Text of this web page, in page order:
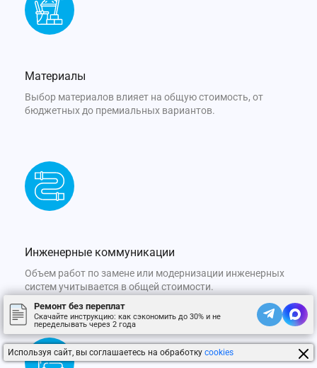
Материалы
Выбор материалов влияет на общую стоимость, от
бюджетных до премиальных вариантов.
Инженерные коммуникации
Объем работ по замене или модернизации инженерных
систем учитывается в общей стоимости.
Ремонт без переплат
Скачайте инструкцию: как сэкономить до 30% и не
переделывать через 2 года
Используя сайт, вы соглашаетесь на обработку cookies